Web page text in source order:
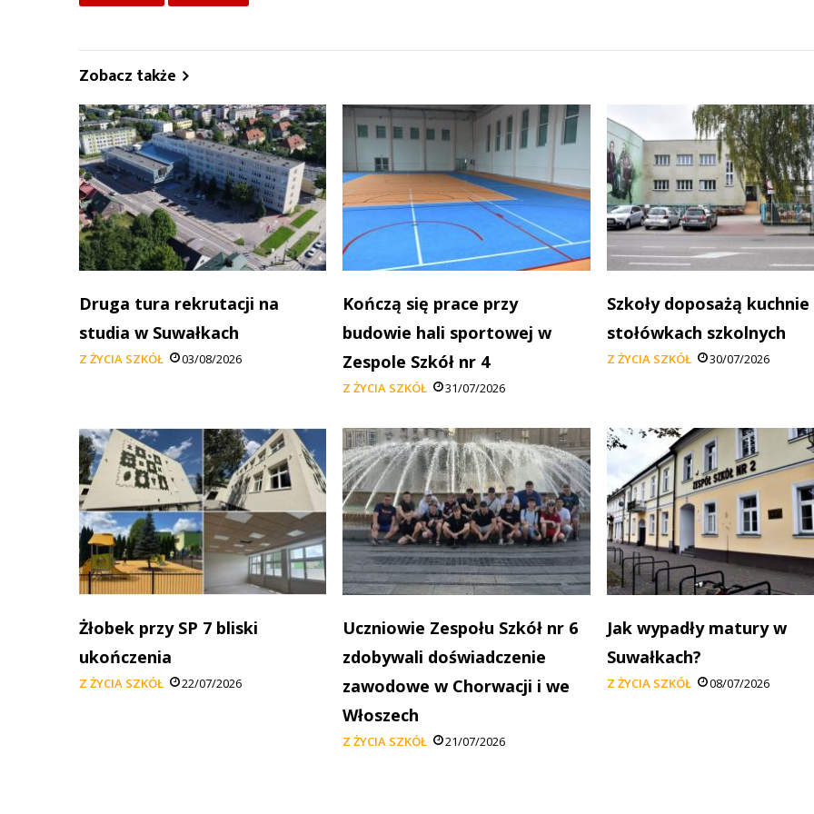
Zobacz także
Druga tura rekrutacji na
studia w Suwałkach
Z ŻYCIA SZKÓŁ 03/08/2026
Kończą się prace przy
budowie hali sportowej w
Zespole Szkół nr 4
Z ŻYCIA SZKÓŁ 31/07/2026
Szkoły doposażą kuchnie
stołówkach szkolnych
Z ŻYCIA SZKÓŁ 30/07/2026
Żłobek przy SP 7 bliski
ukończenia
Z ŻYCIA SZKÓŁ 22/07/2026
Uczniowie Zespołu Szkół nr 6
zdobywali doświadczenie
zawodowe w Chorwacji i we
Włoszech
Z ŻYCIA SZKÓŁ 21/07/2026
Jak wypadły matury w
Suwałkach?
Z ŻYCIA SZKÓŁ 08/07/2026